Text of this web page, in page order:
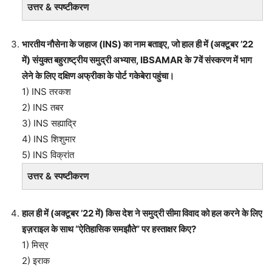
उत्तर & स्पष्टीकरण
भारतीय नौसेना के जहाज (INS) का नाम बताइए, जो हाल ही में (अक्टूबर ’22
में) संयुक्त बहुराष्ट्रीय समुद्री अभ्यास, IBSAMAR के 7वें संस्करण में भाग
लेने के लिए दक्षिण अफ्रीका के पोर्ट गकेबेरा पहुंचा।
1) INS तरकश
2) INS तबर
3) INS सह्याद्रि
4) INS शिशुमार
5) INS विक्रांत
उत्तर & स्पष्टीकरण
हाल ही में (अक्टूबर ’22 में) किस देश ने समुद्री सीमा विवाद को हल करने के लिए
इज़राइल के साथ “ऐतिहासिक समझौते” पर हस्ताक्षर किए?
1) मिस्र
2) इराक